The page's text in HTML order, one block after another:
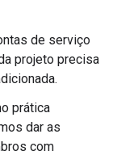
de serviço
projeto precisa
prática
dar as
com